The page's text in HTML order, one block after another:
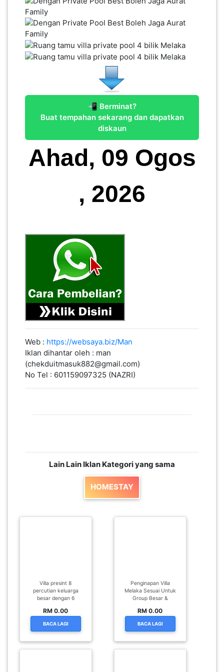
📲 Berminat?
Buat tempahan sekarang dan dapatkan
diskaun
Ahad, 09 Ogos
, 2026
Web : https://websaya.biz/Man
Iklan dihantar oleh : man
(chekduitmasuk882@gmail.com)
No Tel : 601159097325 (NAZRI)
Lain Lain Iklan Kategori yang sama
HOMESTAY
Villa presint 8
percutian keluarga
besar dengan 6
RM 0.00
BACA LAGI
Penginapan Villa
Melaka Sesuai Untuk
Group Besar &
RM 0.00
BACA LAGI
KENDERAAN(6)
ELEKTRONIK(5)
PERCUTIAN
PELANCONGAN(1)
PEKERJAAN(0)
HARTA
BENDA(1)
LAIN-
KEPERLUAN(16)
SEMBILAN(10)
KEDAH(13)